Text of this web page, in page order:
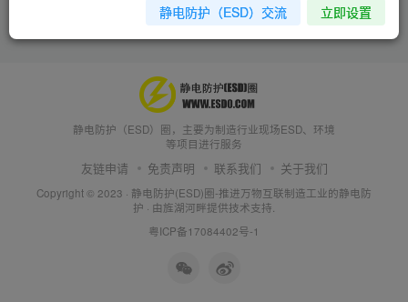
静电防护（ESD）圈，主要为制造行业现场ESD、环境
等项目进行服务
友链申请 免责声明 联系我们 关于我们
Copyright © 2023 · 静电防护(ESD)圈-推进万物互联制造工业的静电防
护 · 由旌湖河畔提供技术支持.
粤ICP备17084402号-1
静电防护（ESD）交流 立即设置